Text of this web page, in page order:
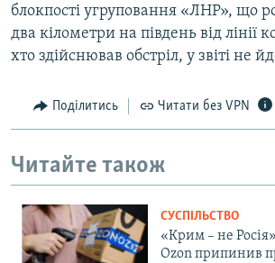
блокпості угруповання «ЛНР», що
два кілометри на південь від лінії
хто здійснював обстріл, у звіті не
Поділитись Читати без VPN
Читайте також
СУСПІЛЬСТВО
«Крим – не
Ozon припинив